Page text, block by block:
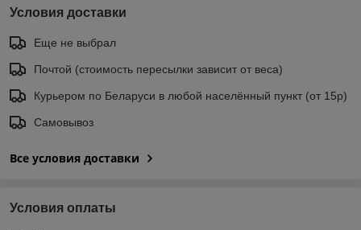
Условия доставки
Еще не выбрал
Почтой (стоимость пересылки зависит от веса)
Курьером по Беларуси в любой населённый пункт (от 15р)
Самовывоз
Все условия доставки
Условия оплаты